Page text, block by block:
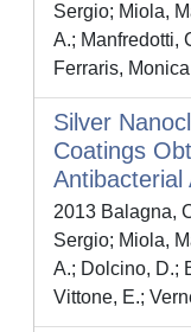
Sergio; Miola,
A.; Manfredotti,
Ferraris, Monica
Silver
Coatings
Antibacterial
2013 Balagna,
Sergio; Miola,
A.; Dolcino, D.;
Vittone, E.;